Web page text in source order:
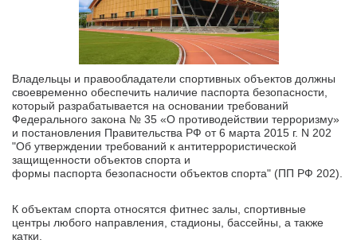
Владельцы и правообладатели спортивных объектов должны
своевременно обеспечить наличие паспорта безопасности,
который разрабатывается на основании требований
Федерального закона № 35 «О противодействии терроризму»
и постановления Правительства РФ от 6 марта 2015 г. N 202
"Об утверждении требований к антитеррористической
защищенности объектов спорта и
формы паспорта безопасности объектов спорта" (ПП РФ 202).
К объектам спорта относятся фитнес залы, спортивные
центры любого направления, стадионы, бассейны, а также
катки.